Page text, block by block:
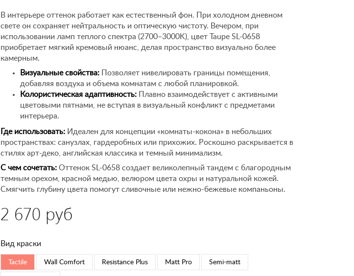
В интерьере оттенок работает как естественный фон. При холодном дневном
свете он сохраняет нейтральность и оптическую чистоту. Вечером, при
использовании ламп теплого спектра (2700–3000K), цвет Taupe SL-0658
приобретает мягкий кремовый нюанс, делая пространство визуально более
камерным.
Визуальные свойства: Позволяет нивелировать границы помещения,
добавляя воздуха и объема комнатам с любой планировкой.
Колористическая адаптивность: Плавно взаимодействует с активными
цветовыми пятнами, не вступая в визуальный конфликт с предметами
интерьера.
Где использовать: Идеален для концепции «комнаты-кокона» в небольших
пространствах: санузлах, гардеробных или прихожих. Роскошно раскрывается в
стилях арт-деко, английская классика и темный минимализм.
С чем сочетать: Оттенок SL-0658 создает великолепный тандем с благородным
темным орехом, красной медью, велюром цвета охры и натуральной кожей.
Смягчить глубину цвета помогут сливочные или нежно-бежевые компаньоны.
2 670 руб
Вид краски
Tactile Wall Comfort Resistance Plus Matt Pro Semi-matt